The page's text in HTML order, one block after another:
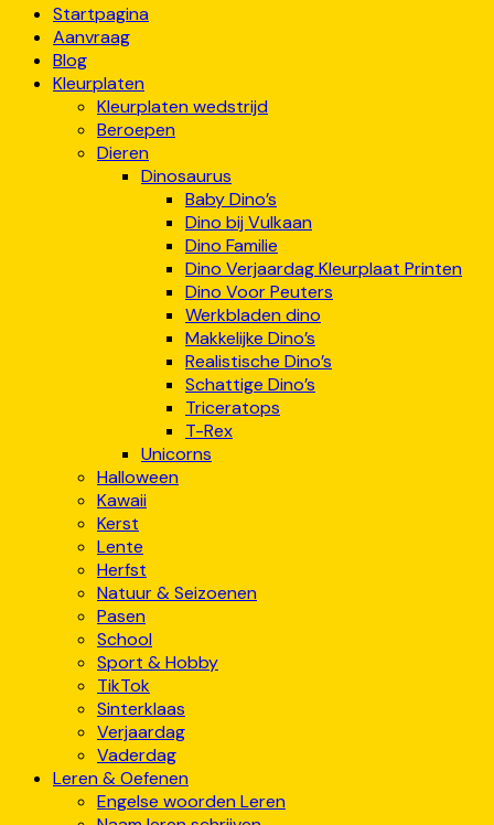
Startpagina
Aanvraag
Blog
Kleurplaten
Kleurplaten wedstrijd
Beroepen
Dieren
Dinosaurus
Baby Dino’s
Dino bij Vulkaan
Dino Familie
Dino Verjaardag Kleurplaat Printen
Dino Voor Peuters
Werkbladen dino
Makkelijke Dino’s
Realistische Dino’s
Schattige Dino’s
Triceratops
T-Rex
Unicorns
Halloween
Kawaii
Kerst
Lente
Herfst
Natuur & Seizoenen
Pasen
School
Sport & Hobby
TikTok
Sinterklaas
Verjaardag
Vaderdag
Leren & Oefenen
Engelse woorden Leren